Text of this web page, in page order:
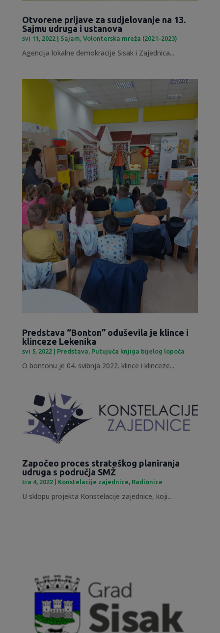
Otvorene prijave za sudjelovanje na 13.
Sajmu udruga i ustanova
svi 11, 2022| Sajam Volonterska mreža (2021-2023)
Agencija lokalne demokracije Sisak i Zajednica...
Predstava “Bonton” oduševila je klince i
klinceze Lekenika
svi 5, 2022| Predstava, Putujuća knjiga bijelog lopoča
O bontonu je 04. svibnja 2022. klince i klinceze...
Započeo proces strateškog planiranja
udruga s područja SMŽ
tra 4, 2022| Konstelacije zajednice Radionice
U sklopu projekta Konstelacije zajednice, koji...